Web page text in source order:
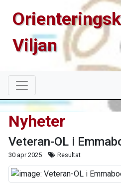
Viljan
Nyheter
Veteran-OL i
30 apr 2025 Resultat